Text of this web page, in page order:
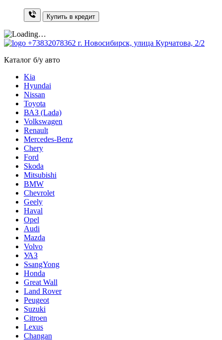
Купить в кредит
+73832078362 г. Новосибирск, улица Курчатова, 2/2
Каталог б/у авто
Kia
Hyundai
Nissan
Toyota
ВАЗ (Lada)
Volkswagen
Renault
Mercedes-Benz
Chery
Ford
Skoda
Mitsubishi
BMW
Chevrolet
Geely
Haval
Opel
Audi
Mazda
Volvo
УАЗ
SsangYong
Honda
Great Wall
Land Rover
Peugeot
Suzuki
Citroen
Lexus
Changan